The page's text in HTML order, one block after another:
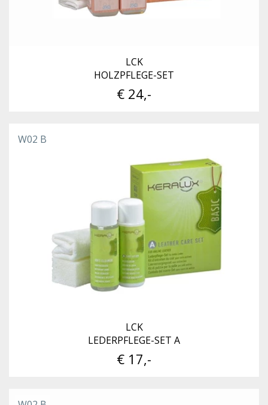
LCK
HOLZPFLEGE-SET
€ 24,-
W02 B
LCK
LEDERPFLEGE-SET A
€ 17,-